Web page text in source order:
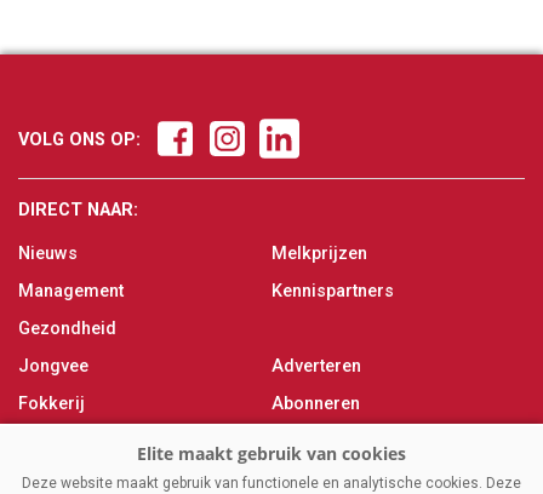
VOLG ONS OP:
DIRECT NAAR:
Nieuws
Management
Gezondheid
Jongvee
Fokkerij
Melken
Melkprijzen
Kennispartners
Adverteren
Abonneren
Contact
Deze website maakt gebruik van functionele en analytische cookies. Deze